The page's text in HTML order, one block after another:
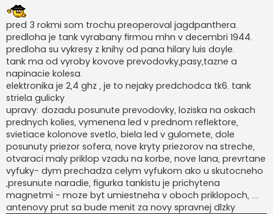
í
s
p
ě
v
k
pred 3 rokmi som trochu preoperoval jagdpanthera.
predloha je tank vyrabany firmou mhn v decembri 1944.
predloha su vykresy z knihy od pana hilary luis doyle.
tank ma od vyroby kovove prevodovky,pasy,tazne a
napinacie kolesa.
elektronika je 2,4 ghz , je to nejaky predchodca tk6. tank
striela gulicky
upravy: dozadu posunute prevodovky, loziska na oskach
prednych kolies, vymenena led v prednom reflektore,
svietiace kolonove svetlo, biela led v gulomete, dole
posunuty priezor sofera, nove kryty priezorov na streche,
otvaraci maly priklop vzadu na korbe, nove lana, prevrtane
vyfuky- dym prechadza celym vyfukom ako u skutocneho
,presunute naradie, figurka tankistu je prichytena
magnetmi - moze byt umiestneha v oboch priklopoch, ....
antenovy prut sa bude menit za novy spravnej dlzky